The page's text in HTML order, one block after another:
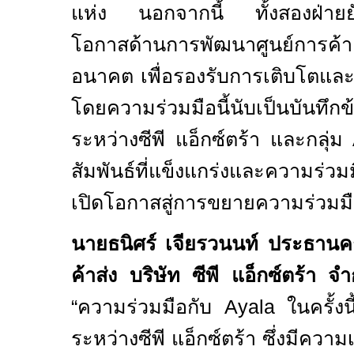
แห่ง นอกจากนี้ ทั้งสองฝ่ายยั
โอกาสด้านการพัฒนาศูนย์การค้
อนาคต เพื่อรองรับการเติบโตแ
โดยความร่วมมือนี้นับเป็น
ระหว่างซีพี แอ็กซ์ตร้า และกลุ่ม
สัมพันธ์ที่แข็งแกร่งและความร่ว
เปิดโอกาสสู่การขยายความร่วม
นายธนิศร์ เจียรวนนท์ ประธาน
ค้าส่ง บริษัท ซีพี แอ็กซ์ตร้า จ
“ความร่วมมือกับ Ayalaในครั้ง
ระหว่างซีพี แอ็กซ์ตร้า ซึ่งมีความ